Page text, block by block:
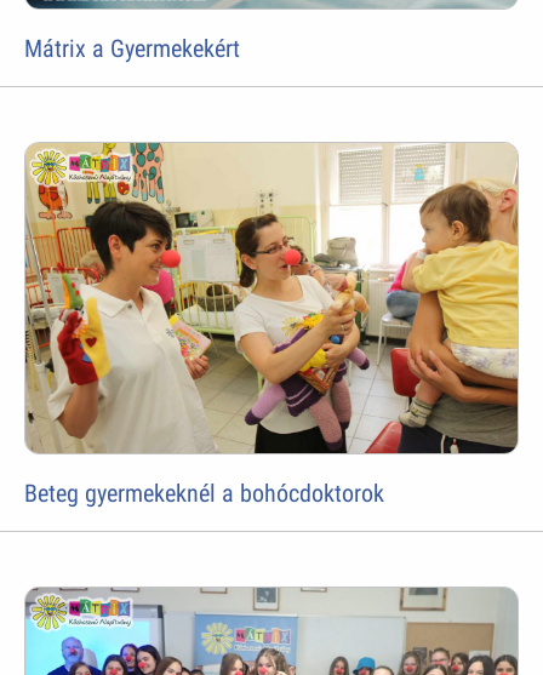
Mátrix a Gyermekekért
Beteg gyermekeknél a bohócdoktorok